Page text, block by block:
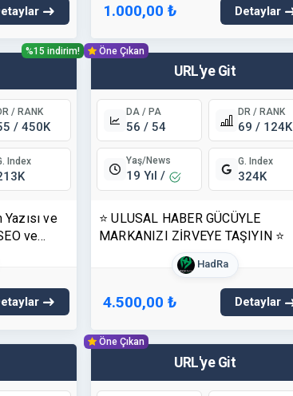
1.000,00 ₺ Detaylar
%15 indirim!
/ RANK
/ 450K
Index
ve
ve
Öne Çıkan
URL'ye Git
DA / PA
56 / 54
DR / RANK
69 / 124K
Yaş/News
19 Yıl /
G. Index
324K
⭐ ULUSAL HABER GÜCÜYLE
MARKANIZI ZİRVEYE TAŞIYIN ⭐
HadRa
4.500,00 ₺ Detaylar
Öne Çıkan
URL'ye Git